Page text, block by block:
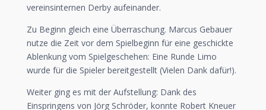
vereinsinternen Derby aufeinander.
Zu Beginn gleich eine Überraschung. Marcus Gebauer
nutze die Zeit vor dem Spielbeginn für eine geschickte
Ablenkung vom Spielgeschehen: Eine Runde Limo
wurde für die Spieler bereitgestellt (Vielen Dank dafür!).
Weiter ging es mit der Aufstellung: Dank des
Einspringens von Jörg Schröder, konnte Robert Kneuer